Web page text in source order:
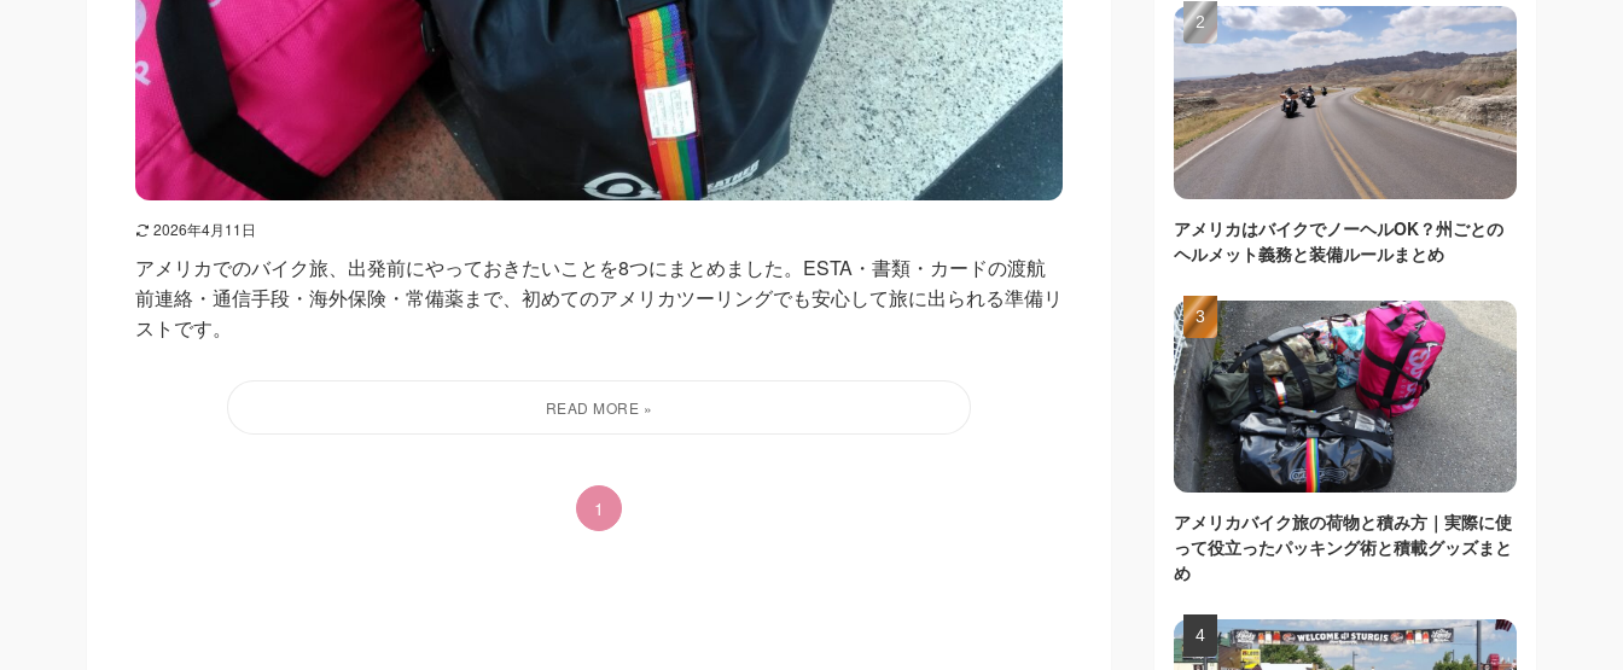
2026年4月11日
アメリカでのバイク旅、出発前にやっておきたいことを8つにまとめました。ESTA・書類・カードの渡航
前連絡・通信手段・海外保険・常備薬まで、初めてのアメリカツーリングでも安心して旅に出られる準備リ
ストです。
1
アメリカはバイクでノーヘルOK？州ごとの
ヘルメット義務と装備ルールまとめ
アメリカバイク旅の荷物と積み方｜実際に使
って役立ったパッキング術と積載グッズまと
め